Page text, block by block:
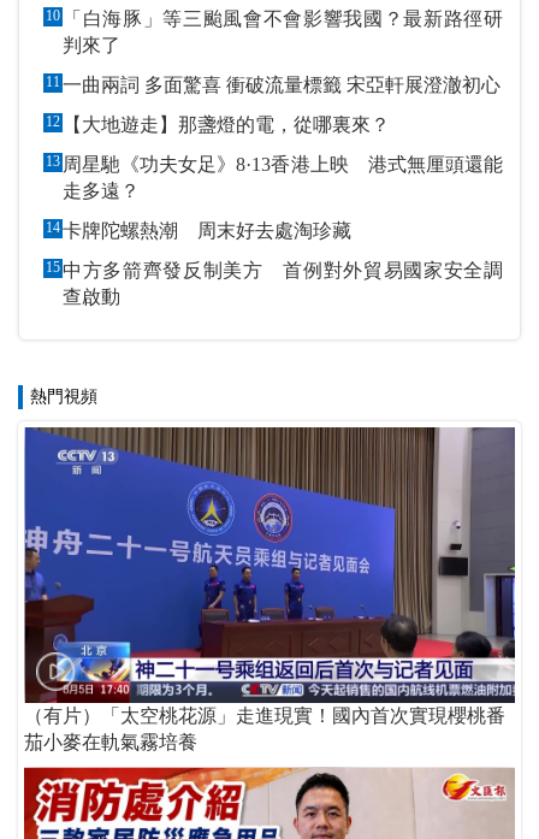
10
「白海豚」等三颱風會不會影響我國？最新路徑研
判來了
11 一曲兩詞 多面驚喜 衝破流量標籤 宋亞軒展澄澈初心
12 【大地遊走】那盞燈的電，從哪裏來？
13 周星馳《功夫女足》8·13香港上映 港式無厘頭還能
走多遠？
14卡牌陀螺熱潮 周末好去處淘珍藏
15 中方多箭齊發反制美方 首例對外貿易國家安全調
查啟動
熱門視頻
（有片）「太空桃花源」走進現實！國內首次實現櫻桃番
茄小麥在軌氣霧培養